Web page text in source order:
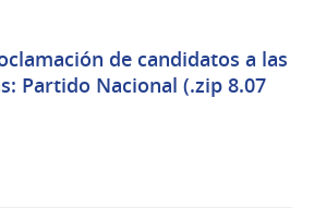
de candidatos a las
Partido Nacional (.zip 8.07